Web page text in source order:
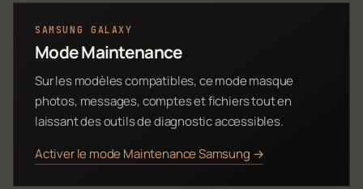
SAMSUNG GALAXY
Mode Maintenance
Sur les modèles compatibles, ce mode masque
photos, messages, comptes et fichiers tout en
laissant des outils de diagnostic accessibles.
Activer le mode Maintenance Samsung →